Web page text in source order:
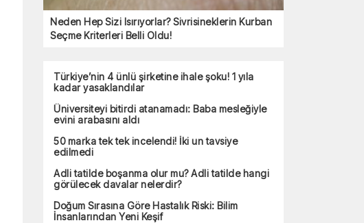
Neden Hep Sizi Isırıyorlar? Sivrisineklerin Kurban
Seçme Kriterleri Belli Oldu!
Türkiye’nin 4 ünlü şirketine ihale şoku! 1 yıla
kadar yasaklandılar
Üniversiteyi bitirdi atanamadı: Baba mesleğiyle
evini arabasını aldı
50 marka tek tek incelendi! İki un tavsiye
edilmedi
Adli tatilde boşanma olur mu? Adli tatilde hangi
görülecek davalar nelerdir?
Doğum Sırasına Göre Hastalık Riski: Bilim
İnsanlarından Yeni Keşif